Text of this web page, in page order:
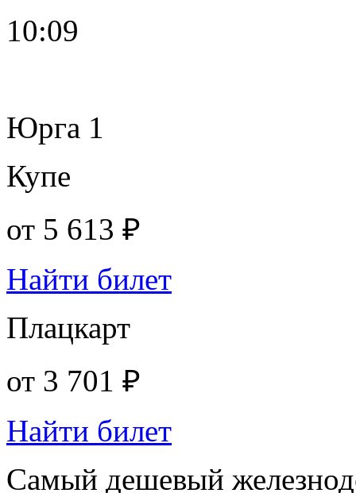
10:09
Юрга 1
Купе
от 5 613 ₽
Найти билет
Плацкарт
от 3 701 ₽
Найти билет
Самый дешевый